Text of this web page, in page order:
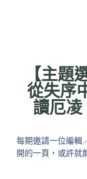
【主題
從失序
讀厄凌
每期邀請一位編輯
開的一頁，或許就